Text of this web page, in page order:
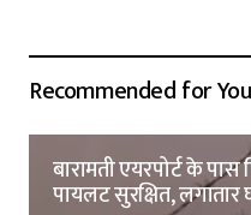
Recommended for You
बारामती एयरपोर्ट के पास
पायलट सुरक्षित,